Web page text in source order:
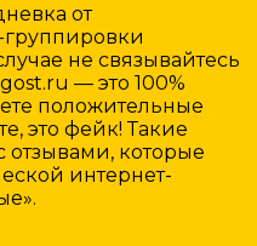
от
не связывайтесь
— это 100%
положительные
это фейк! Такие
отзывами, которые
интернет-